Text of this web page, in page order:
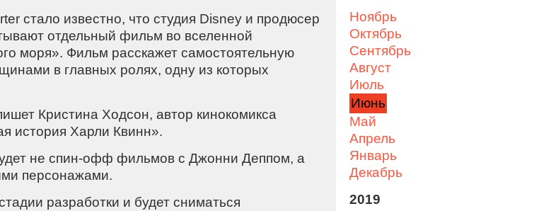
стало известно, что студия Disney и продюсер
отдельный фильм во вселенной
моря». Фильм расскажет самостоятельную
в главных ролях, одну из которых
Кристина Ходсон, автор кинокомикса
история Харли Квинн».
не спин-офф фильмов с Джонни Деппом, а
персонажами.
разработки и будет сниматься
ноябрь
октябрь
сентябрь
август
июль
июнь
май
апрель
январь
декабрь
2019